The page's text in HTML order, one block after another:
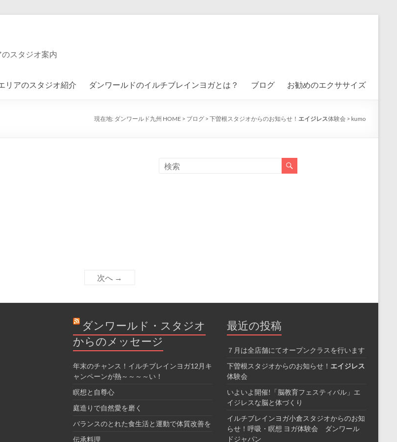
スタジオ案内
リアのスタジオ紹介 ダンワールドのイルチブレインヨガとは？ ブログ お勧めのエクササイズ
現在地: ダンワールド九州 HOME > ブログ > 下曽根スタジオからのお知らせ！ エイジレス体験会 > kumo
次へ →
ダンワールド・スタジオ
からのメッセージ
年末のチャンス！イルチブレインヨガ12月キ
ャンペーンが熱～～～～い！
瞑想と自尊心
庭造りで自然愛を磨く
バランスのとれた食生活と運動で体質改善を
伝承料理
最近の投稿
７月は全店舗にてオープンクラスを行います
下曽根スタジオからのお知らせ！ エイジレス
体験会
いよいよ開催!「脳教育フェスティバル」エ
イジレスな脳と体づくり
イルチブレインヨガ小倉スタジオからのお知
らせ！呼吸・瞑想 ヨガ体験会 ダンワール
ドジャパン